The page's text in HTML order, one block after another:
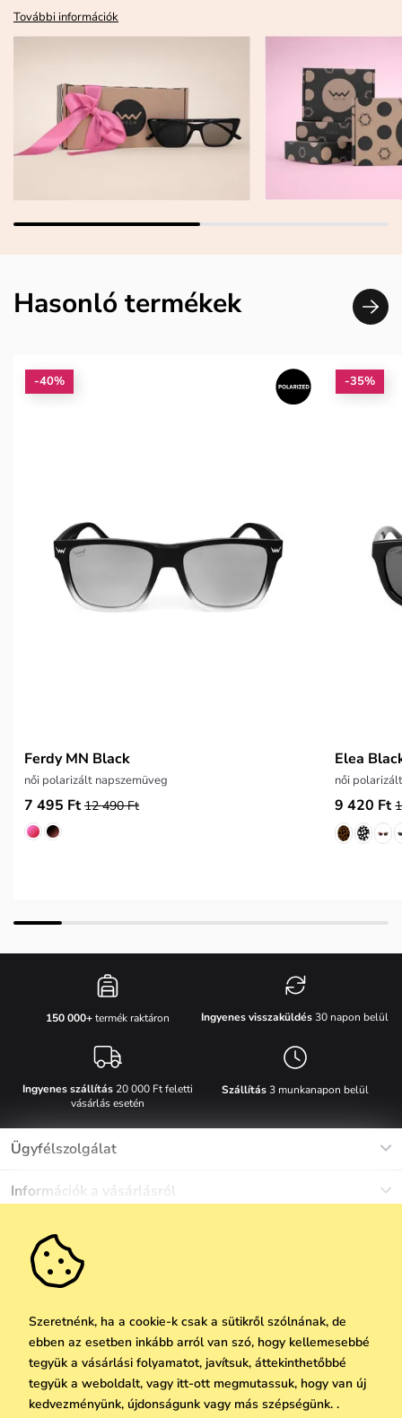
További információk
Hasonló termékek
-40%
Ferdy MN Black
női polarizált napszemüveg
7 495 Ft 12 490 Ft
-35%
Elea
női
9 420 Ft
150 000+termék raktáron Ingyenes visszaküldés30 napon belül
Ingyenes szállítás20 000 Ft feletti
vásárlás esetén
Szállítás3 munkanapon belül
Ügyfélszolgálat
+36 1 808 9989
Információk a vásárlásról
Gyakori kérdések
Anyagok és karbantartás
Visszaküldés és reklamáció
Egyéb információk
Rólunk
Karrier
Ajándék utalványok
Vállalatok számára
We Care
Vuchlook
Ne maradj le semmiről!
Feliratkozni
A személyes adatok védelmének alapelveiitt
Szeretnénk, ha a cookie-k csak a sütikről szólnának, de
ebben az esetben inkább arról van szó, hogy kellemesebbé
tegyük a vásárlási folyamatot, javítsuk, áttekinthetőbbé
tegyük a weboldalt, vagy itt-ott megmutassuk, hogy van új
kedvezményünk, újdonságunk vagy más szépségünk. .